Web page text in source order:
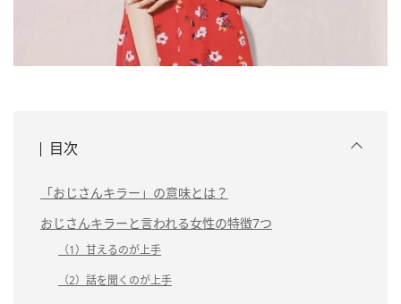
目次
「おじさんキラー」の意味とは？
おじさんキラーと言われる女性の特徴7つ
（1）甘えるのが上手
（2）話を聞くのが上手